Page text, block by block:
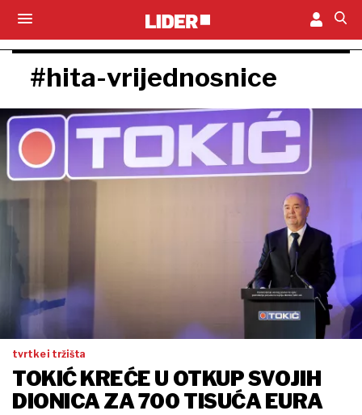
#hita-vrijednosnice
tvrtke i tržišta
TOKIĆ KREĆE U OTKUP SVOJIH
DIONICA ZA 700 TISUĆA EURA